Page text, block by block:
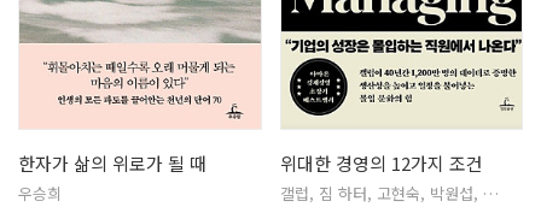
한자가 삶의 위로가 될 때
우승희
위대한 경영의 12가지 조건
갤럽, 짐 하터, 고현숙, 박원섭, …